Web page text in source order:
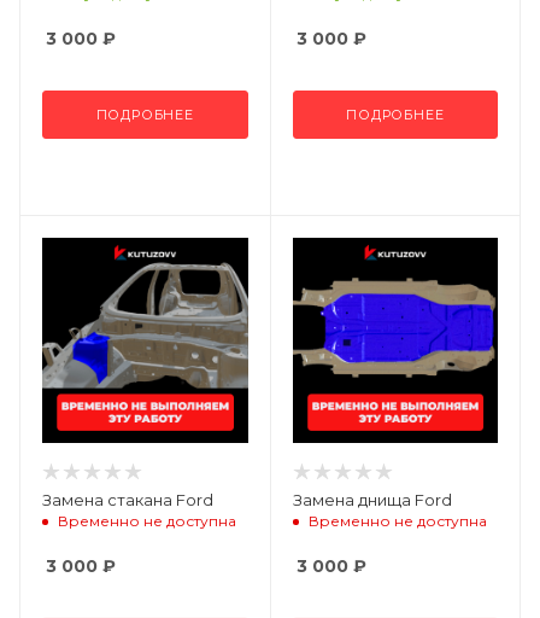
3 000 ₽
ПОДРОБНЕЕ
3 000₽
ПОДРОБНЕЕ
Замена стакана Ford
Временно не доступна
3 000 ₽
Замена днища Ford
Временно не доступна
3 000₽